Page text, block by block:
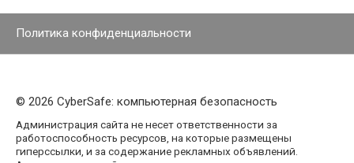
Политика конфиденциальности
© 2026 CyberSafe: компьютерная безопасность
Администрация сайта не несет ответственности за
работоспособность ресурсов, на которые размещены
гиперссылки, и за содержание рекламных объявлений.